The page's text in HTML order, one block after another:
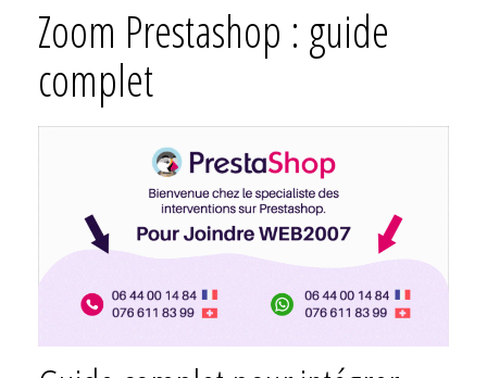
Zoom Prestashop : guide
complet